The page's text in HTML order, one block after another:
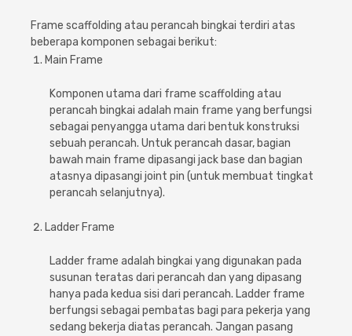
Frame scaffolding atau perancah bingkai terdiri atas
beberapa komponen sebagai berikut:
Main Frame
Komponen utama dari frame scaffolding atau
perancah bingkai adalah main frame yang berfungsi
sebagai penyangga utama dari bentuk konstruksi
sebuah perancah. Untuk perancah dasar, bagian
bawah main frame dipasangi jack base dan bagian
atasnya dipasangi joint pin (untuk membuat tingkat
perancah selanjutnya).
Ladder Frame
Ladder frame adalah bingkai yang digunakan pada
susunan teratas dari perancah dan yang dipasang
hanya pada kedua sisi dari perancah. Ladder frame
berfungsi sebagai pembatas bagi para pekerja yang
sedang bekerja diatas perancah. Jangan pasang